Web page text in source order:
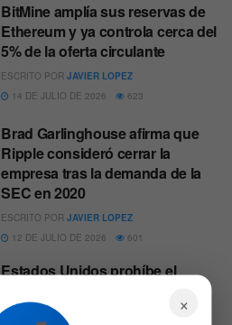
BitMine amplía sus reservas de
Ethereum y ya controla cerca del
5% de la oferta circulante
ESCRITO POR JAVIER LOPEZ
14 DE JULIO DE 2026
623
Brad Garlinghouse afirma que
Ripple consideró cerrar la
empresa tras la demanda de la
SEC en 2020
ESCRITO POR JAVIER LOPEZ
12 DE JULIO DE 2026
601
Estados Unidos prohíbe el
hasta 2030
×